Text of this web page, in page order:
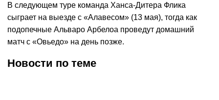
В следующем туре команда Ханса-Дитера Флика
сыграет на выезде с «Алавесом» (13 мая), тогда как
подопечные Альваро Арбелоа проведут домашний
матч с «Овьедо» на день позже.
Новости по теме